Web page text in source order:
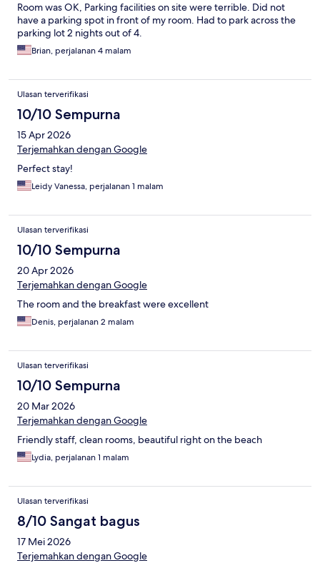
Room was OK, Parking facilities on site were terrible. Did not
have a parking spot in front of my room. Had to park across the
parking lot 2 nights out of 4.
Brian, perjalanan 4 malam
Ulasan terverifikasi
10/10 Sempurna
15 Apr 2026
Terjemahkan dengan Google
Perfect stay!
Leidy Vanessa, perjalanan 1 malam
Ulasan terverifikasi
10/10 Sempurna
20 Apr 2026
Terjemahkan dengan Google
The room and the breakfast were excellent
Denis, perjalanan 2 malam
Ulasan terverifikasi
10/10 Sempurna
20 Mar 2026
Terjemahkan dengan Google
Friendly staff, clean rooms, beautiful right on the beach
Lydia, perjalanan 1 malam
Ulasan terverifikasi
8/10 Sangat bagus
17 Mei 2026
Terjemahkan dengan Google